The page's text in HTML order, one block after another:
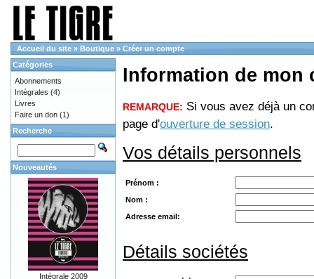
Accueil du site » Boutique » Créer un compte
Information de mon
REMARQUE: Si vous avez déjà un
page d'ouverture de session.
Vos détails personnels
Prénom :
Nom :
Adresse email:
Détails sociétés
Catégories
Abonnements
Intégrales (4)
Livres
Faire un don (1)
Recherche
Nouveautés
Intégrale 2009